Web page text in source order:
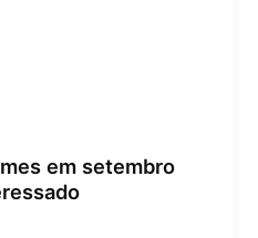
em setembro